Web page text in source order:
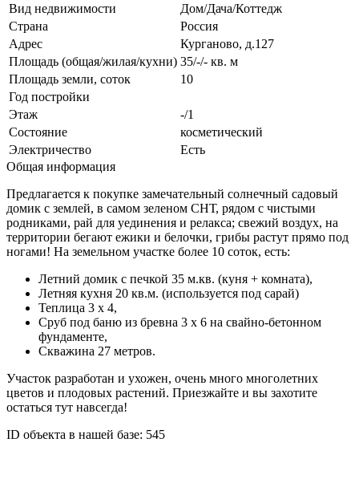
Вид недвижимости
Дом/Дача/Коттедж
Страна
Россия
Адрес
Курганово, д.127
Площадь (общая/жилая/кухни) 35/-/- кв. м
Площадь земли, соток
10
Год постройки
Этаж
-/1
Состояние
косметический
Электричество
Есть
Общая информация
Предлагается к покупке замечательный солнечный садовый
домик с землей, в самом зеленом СНТ, рядом с чистыми
родниками, рай для уединения и релакса; свежий воздух, на
территории бегают ежики и белочки, грибы растут прямо под
ногами! На земельном участке более 10 соток, есть:
Летний домик с печкой 35 м.кв. (куня + комната),
Летняя кухня 20 кв.м. (используется под сарай)
Теплица 3 x 4,
Сруб под баню из бревна 3 x 6 на свайно-бетонном
фундаменте,
Скважина 27 метров.
Участок разработан и ухожен, очень много многолетних
цветов и плодовых растений. Приезжайте и вы захотите
остаться тут навсегда!
ID объекта в нашей базе: 545